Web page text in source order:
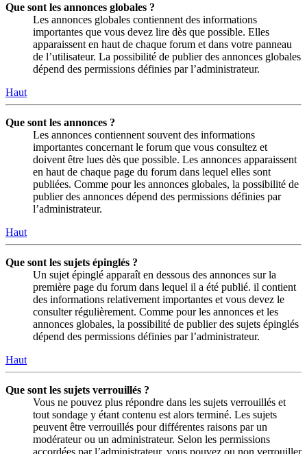
Que sont les annonces globales ?
Les annonces globales contiennent des informations
importantes que vous devez lire dès que possible. Elles
apparaissent en haut de chaque forum et dans votre panneau
de l’utilisateur. La possibilité de publier des annonces globales
dépend des permissions définies par l’administrateur.
Haut
Que sont les annonces ?
Les annonces contiennent souvent des informations
importantes concernant le forum que vous consultez et
doivent être lues dès que possible. Les annonces apparaissent
en haut de chaque page du forum dans lequel elles sont
publiées. Comme pour les annonces globales, la possibilité de
publier des annonces dépend des permissions définies par
l’administrateur.
Haut
Que sont les sujets épinglés ?
Un sujet épinglé apparaît en dessous des annonces sur la
première page du forum dans lequel il a été publié. il contient
des informations relativement importantes et vous devez le
consulter régulièrement. Comme pour les annonces et les
annonces globales, la possibilité de publier des sujets épinglés
dépend des permissions définies par l’administrateur.
Haut
Que sont les sujets verrouillés ?
Vous ne pouvez plus répondre dans les sujets verrouillés et
tout sondage y étant contenu est alors terminé. Les sujets
peuvent être verrouillés pour différentes raisons par un
modérateur ou un administrateur. Selon les permissions
accordées par l’administrateur, vous pouvez ou non verrouiller